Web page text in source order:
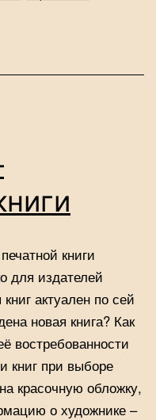
книги
для издателей
актуален по сей
новая книга? Как
востребованности
книг при выборе
красочную обложку,
о художнике –